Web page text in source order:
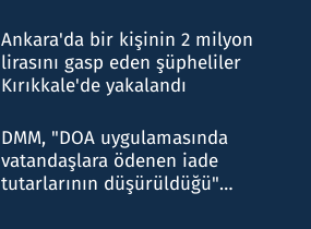
Ankara'da bir kişinin 2 milyon
lirasını gasp eden şüpheliler
Kırıkkale'de yakalandı
DMM, "DOA uygulamasında
vatandaşlara ödenen iade
tutarlarının düşürüldüğü"